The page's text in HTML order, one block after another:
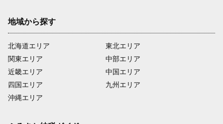
地域から探す
北海道エリア
関東エリア
近畿エリア
四国エリア
沖縄エリア
東北エリア
中部エリア
中国エリア
九州エリア